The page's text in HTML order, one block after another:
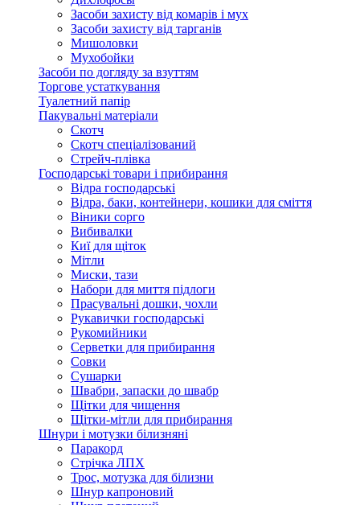
Засоби захисту від комарів і мух
Засоби захисту від тарганів
Мишоловки
Мухобойки
Засоби по догляду за взуттям
Торгове устаткування
Туалетний папір
Пакувальні матеріали
Скотч
Скотч спеціалізований
Стрейч-плівка
Господарські товари і прибирання
Відра господарські
Відра, баки, контейнери, кошики для сміття
Віники сорго
Вибивалки
Киї для щіток
Мітли
Миски, тази
Набори для миття підлоги
Прасувальні дошки, чохли
Рукавички господарські
Рукомийники
Серветки для прибирання
Совки
Сушарки
Швабри, запаски до швабр
Щітки для чищення
Щітки-мітли для прибирання
Шнури і мотузки білизняні
Паракорд
Стрічка ЛПХ
Трос, мотузка для білизни
Шнур капроновий